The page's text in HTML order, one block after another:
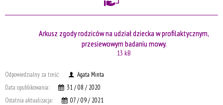
Arkusz zgody rodziców na udział dziecka w profilaktycznym,
przesiewowym badaniu mowy.
13 kB
Odpowiedzialny za treść:
Agata Minta
Data opublikowania:
31 / 08 / 2020
Ostatnia aktualizacja:
07 / 09 / 2021